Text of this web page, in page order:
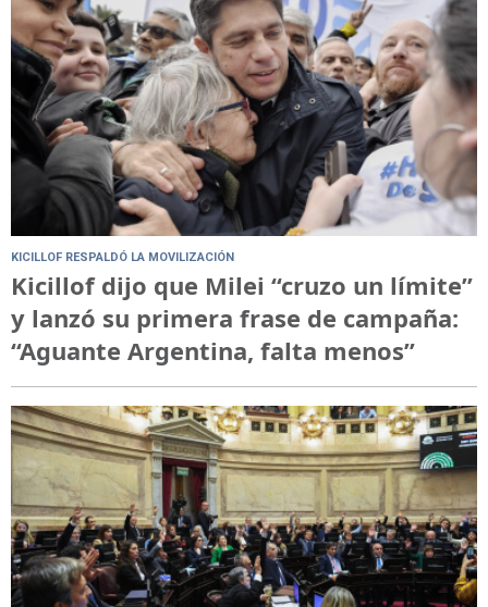
KICILLOF RESPALDÓ LA MOVILIZACIÓN
Kicillof dijo que Milei “cruzo un límite”
y lanzó su primera frase de campaña:
“Aguante Argentina, falta menos”